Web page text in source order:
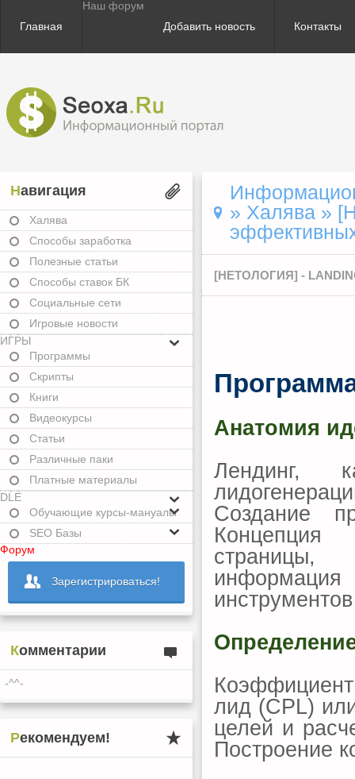
Главная
Наш форум
Добавить новость
Контакты
Навигация
Халява
Способы заработка
Полезные статьи
Способы ставок БК
Социальные сети
Игровые новости
ИГРЫ
Программы
Скрипты
Книги
Видеокурсы
Статьи
Различные паки
Платные материалы
DLE
Обучающие курсы-мануалы
SEO Базы
Форум
Зарегистрироваться!
Комментарии
-^^-
Рекомендуем!
» Халява »
[НЕТОЛОГИЯ] -
Анатомия
Лендинг,
Создание
Концепция
страницы,
лид (CPL)
целей и
Построение